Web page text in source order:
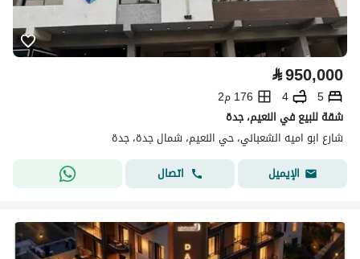
⃁950,000
5
4
176 م2
شقة للبيع في النعيم، جدة
شارع ابو اميه الشعباني، حي النعيم، شمال جدة، جدة
الإيميل
اتصال